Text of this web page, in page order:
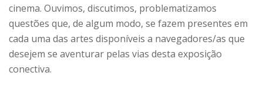
cinema. Ouvimos, discutimos, problematizamos
questões que, de algum modo, se fazem presentes em
cada uma das artes disponíveis a navegadores/as que
desejem se aventurar pelas vias desta exposição
conectiva.